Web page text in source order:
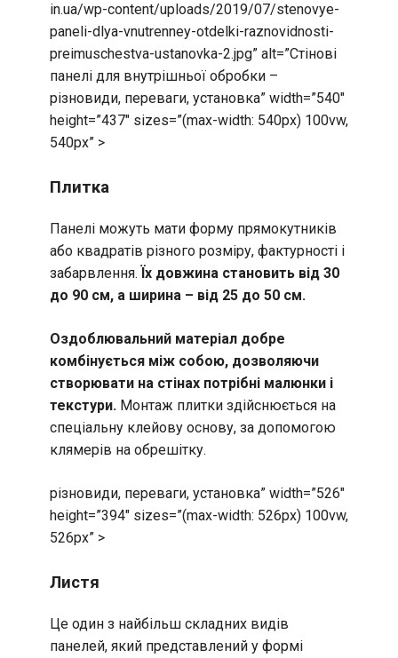
in.ua/wp-content/uploads/2019/07/stenovye-
paneli-dlya-vnutrenney-otdelki-raznovidnosti-
preimuschestva-ustanovka-2.jpg” alt=”Стінові
панелі для внутрішньої обробки –
різновиди, переваги, установка” width=”540″
height=”437″ sizes=”(max-width: 540px) 100vw,
540px” >
Плитка
Панелі можуть мати форму прямокутників
або квадратів різного розміру, фактурності і
забарвлення. Їх довжина становить від 30
до 90 см, а ширина – від 25 до 50 см.
Оздоблювальний матеріал добре
комбінується між собою, дозволяючи
створювати на стінах потрібні малюнки і
текстури. Монтаж плитки здійснюється на
спеціальну клейову основу, за допомогою
клямерів на обрешітку.
різновиди, переваги, установка” width=”526″
height=”394″ sizes=”(max-width: 526px) 100vw,
526px” >
Листя
Це один з найбільш складних видів
панелей, який представлений у формі